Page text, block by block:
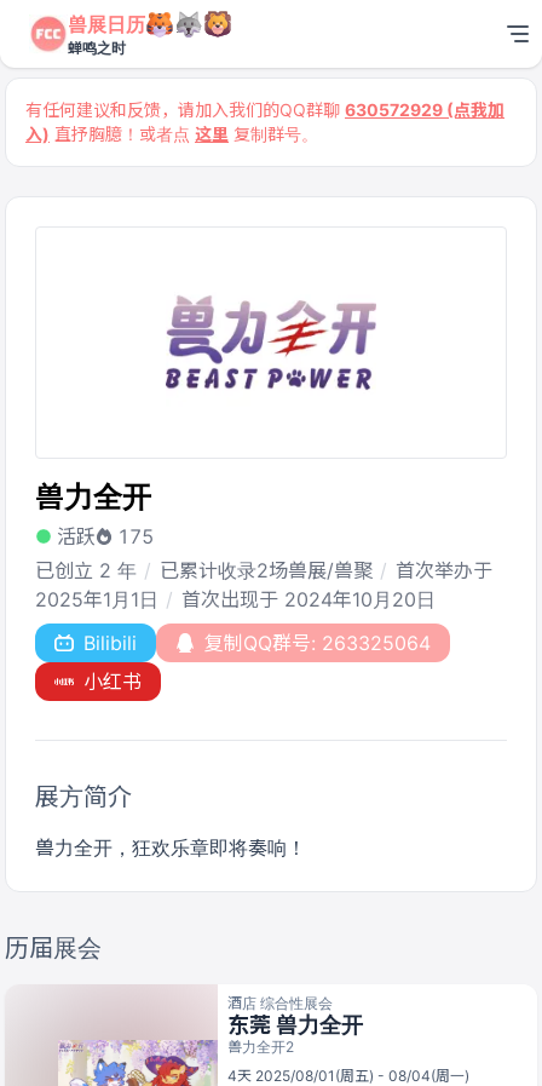
兽展日历
蝉鸣之时
有任何建议和反馈，请加入我们的QQ群聊 630572929 (点我加
入) 直抒胸臆！或者点 这里 复制群号。
兽力全开
活跃
175
已创立 2 年
已累计收录2场兽展/兽聚
首次举办于
2025年1月1日
首次出现于 2024年10月20日
Bilibili
复制QQ群号: 263325064
小红书
展方简介
兽力全开，狂欢乐章即将奏响！
历届展会
酒店 综合性展会
东莞 兽力全开
兽力全开2
4天 2025/08/01(周五) - 08/04(周一)